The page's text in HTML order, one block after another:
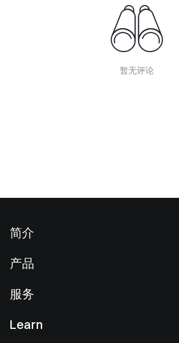
暂无评论
简介
新闻中心
产品
现货交易
服务
Learn